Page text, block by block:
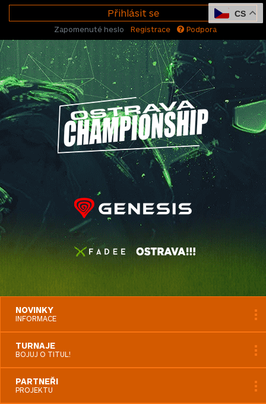
CS
Přihlásit se
Zapomenuté heslo Registrace Podpora
NOVINKY
INFORMACE
TURNAJE
BOJUJ O TITUL!
PARTNEŘI
PROJEKTU